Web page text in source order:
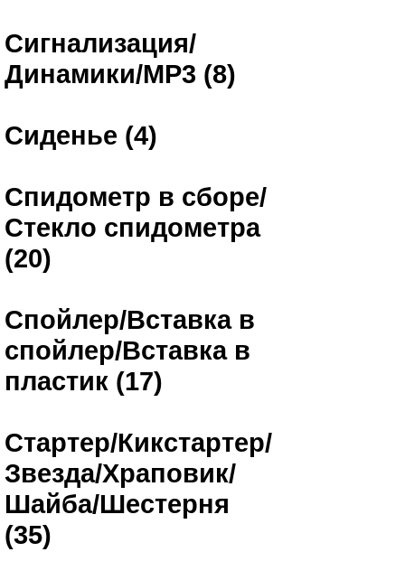
Сигнализация/
Динамики/MP3 (8)
Сиденье (4)
Спидометр в сборе/
Стекло спидометра
(20)
Спойлер/Вставка в
спойлер/Вставка в
пластик (17)
Стартер/Кикстартер/
Звезда/Храповик/
Шайба/Шестерня
(35)